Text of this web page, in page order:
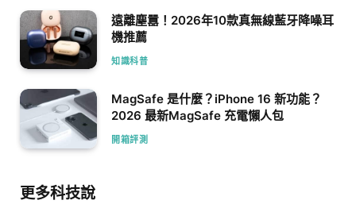
遠離塵囂！2026年10款真無線藍牙降噪耳
機推薦
知識科普
MagSafe 是什麼？iPhone 16 新功能？
2026 最新MagSafe 充電懶人包
開箱評測
更多科技說